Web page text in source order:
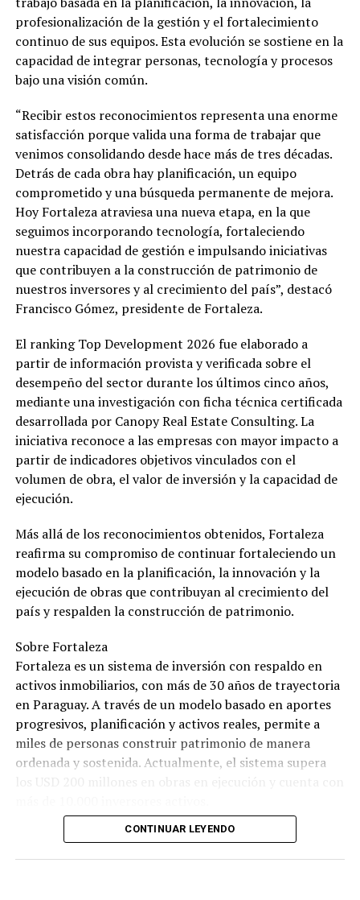
profesionalización de la gestión y el fortalecimiento
continuo de sus equipos. Esta evolución se sostiene en la
capacidad de integrar personas, tecnología y procesos
bajo una visión común.
“Recibir estos reconocimientos representa una enorme
satisfacción porque valida una forma de trabajar que
venimos consolidando desde hace más de tres décadas.
Detrás de cada obra hay planificación, un equipo
comprometido y una búsqueda permanente de mejora.
Hoy Fortaleza atraviesa una nueva etapa, en la que
seguimos incorporando tecnología, fortaleciendo
nuestra capacidad de gestión e impulsando iniciativas
que contribuyen a la construcción de patrimonio de
nuestros inversores y al crecimiento del país”, destacó
Francisco Gómez, presidente de Fortaleza.
El ranking Top Development 2026 fue elaborado a
partir de información provista y verificada sobre el
desempeño del sector durante los últimos cinco años,
mediante una investigación con ficha técnica certificada
desarrollada por Canopy Real Estate Consulting. La
iniciativa reconoce a las empresas con mayor impacto a
partir de indicadores objetivos vinculados con el
volumen de obra, el valor de inversión y la capacidad de
ejecución.
Más allá de los reconocimientos obtenidos, Fortaleza
reafirma su compromiso de continuar fortaleciendo un
modelo basado en la planificación, la innovación y la
ejecución de obras que contribuyan al crecimiento del
país y respalden la construcción de patrimonio.
Sobre Fortaleza
Fortaleza es un sistema de inversión con respaldo en
activos inmobiliarios, con más de 30 años de trayectoria
en Paraguay. A través de un modelo basado en aportes
progresivos, planificación y activos reales, permite a
miles de personas construir patrimonio de manera
ordenada y sostenida. Actualmente, el sistema supera
CONTINUAR LEYENDO